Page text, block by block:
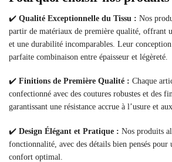
✔️ Qualité Exceptionnelle du Tissu : Nos
partir de matériaux de première qualité, offrant
et une durabilité incomparables. Leur
parfaite combinaison entre épaisseur et légèreté.
✔️ Finitions de Première Qualité : Chaque
confectionné avec des coutures robustes et des
garantissant une résistance accrue à l’usure et
✔️ Design Élégant et Pratique : Nos produits
fonctionnalité, avec des détails bien pensés
confort optimal.